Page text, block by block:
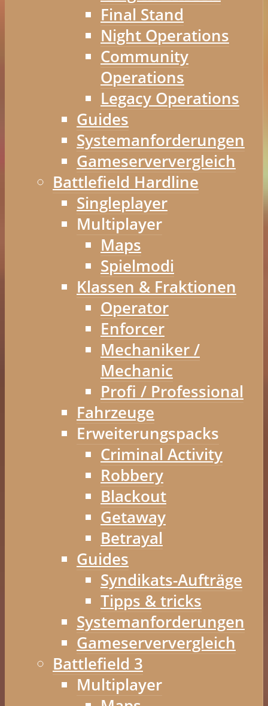
Final Stand
Night Operations
Community
Operations
Legacy Operations
Guides
Systemanforderungen
Gameserververgleich
Battlefield Hardline
Singleplayer
Multiplayer
Maps
Spielmodi
Klassen & Fraktionen
Operator
Enforcer
Mechaniker /
Mechanic
Profi / Professional
Fahrzeuge
Erweiterungspacks
Criminal Activity
Robbery
Blackout
Getaway
Betrayal
Guides
Syndikats-Aufträge
Tipps & tricks
Systemanforderungen
Gameserververgleich
Battlefield 3
Multiplayer